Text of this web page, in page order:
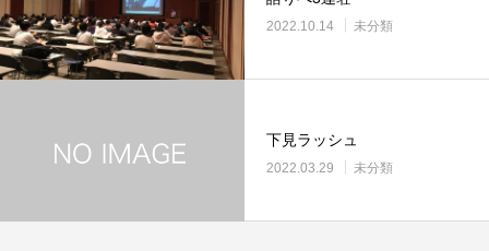
2022.10.14 未分類
下見ラッシュ
2022.03.29 未分類